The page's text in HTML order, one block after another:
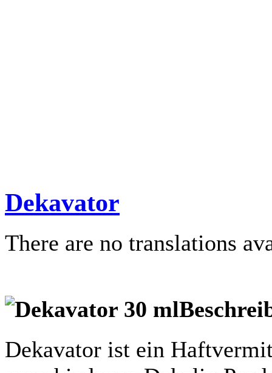
Dekavator
There are no translations
Dekavator ist ein